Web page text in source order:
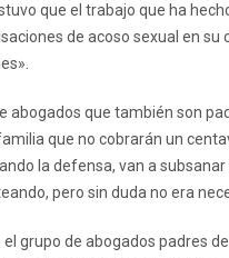
que el trabajo que ha
de acoso sexual en su
abogados que también son
que no cobrarán un
la defensa, van a subsanar
pero sin duda no era
el grupo de abogados padres